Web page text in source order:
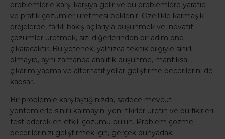
problemlerle karşı karşıya gelir ve bu problemlere yaratıcı
ve pratik çözümler üretmesi beklenir. Özellikle karmaşık
projelerde, farklı bakış açılarıyla düşünmek ve inovatif
çözümler üretmek, sizi diğerlerinden bir adım öne
çıkaracaktır. Bu yetenek, yalnızca teknik bilgiyle sınırlı
olmayıp, aynı zamanda analitik düşünme, mantıksal
çıkarım yapma ve alternatif yollar geliştirme becerilerini de
kapsar.
Bir problemle karşılaştığınızda, sadece mevcut
yöntemlerle sınırlı kalmayın; yeni fikirler üretin ve bu fikirleri
test ederek en etkili çözümü bulun. Problem çözme
becerilerinizi geliştirmek için, gerçek dünyadaki